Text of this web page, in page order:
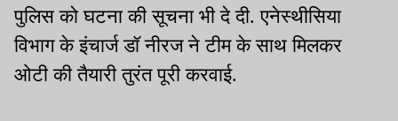
पुलिस को घटना की सूचना भी दे दी. एनेस्थीसिया
विभाग के इंचार्ज डॉ नीरज ने टीम के साथ मिलकर
ओटी की तैयारी तुरंत पूरी करवाई.